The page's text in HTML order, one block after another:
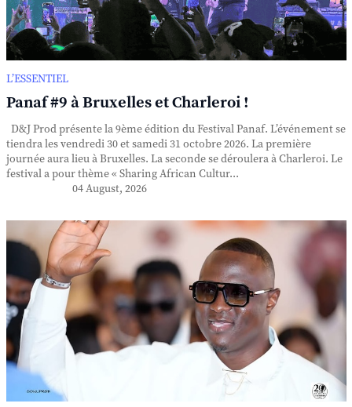
L’ESSENTIEL
Panaf #9 à Bruxelles et Charleroi !
D&J Prod présente la 9ème édition du Festival Panaf. L’événement se
tiendra les vendredi 30 et samedi 31 octobre 2026. La première
journée aura lieu à Bruxelles. La seconde se déroulera à Charleroi. Le
festival a pour thème « Sharing African Cultur...
04 August, 2026